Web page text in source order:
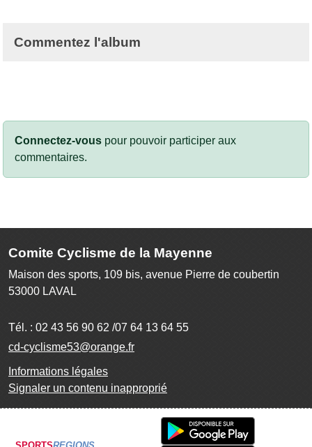
Commentez l'album
Connectez-vous pour pouvoir participer aux
commentaires.
Comite Cyclisme de la Mayenne
Maison des sports, 109 bis, avenue Pierre de coubertin
53000 LAVAL
Tél. : 02 43 56 90 62 /07 64 13 64 55
cd-cyclisme53@orange.fr
Informations légales
Signaler un contenu inapproprié